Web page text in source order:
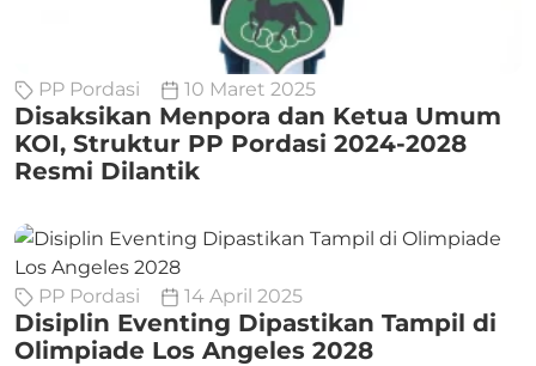
PP Pordasi 10 Maret 2025
Disaksikan Menpora dan Ketua Umum
KOI, Struktur PP Pordasi 2024-2028
Resmi Dilantik
PP Pordasi 14 April 2025
Disiplin Eventing Dipastikan Tampil di
Olimpiade Los Angeles 2028